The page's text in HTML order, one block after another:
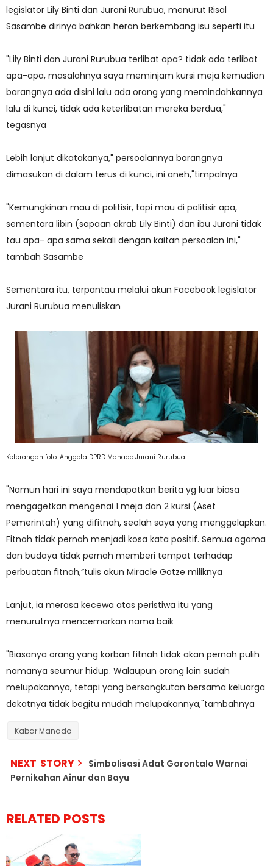
legislator Lily Binti dan Jurani Rurubua, menurut Risal
Sasambe dirinya bahkan heran berkembang isu seperti itu
"Lily Binti dan Jurani Rurubua terlibat apa? tidak ada terlibat
apa-apa, masalahnya saya meminjam kursi meja kemudian
barangnya ada disini lalu ada orang yang memindahkannya
lalu di kunci, tidak ada keterlibatan mereka berdua,"
tegasnya
Lebih lanjut dikatakanya," persoalannya barangnya
dimasukan di dalam terus di kunci, ini aneh,"timpalnya
"Kemungkinan mau di politisir, tapi mau di politisir apa,
sementara libin (sapaan akrab Lily Binti) dan ibu Jurani tidak
tau apa- apa sama sekali dengan kaitan persoalan ini,"
tambah Sasambe
Sementara itu, terpantau melalui akun Facebook legislator
Jurani Rurubua menuliskan
Keterangan foto: Anggota DPRD Manado Jurani Rurubua
"Namun hari ini saya mendapatkan berita yg luar biasa
mengagetkan mengenai 1 meja dan 2 kursi (Aset
Pemerintah) yang difitnah, seolah saya yang menggelapkan.
Fitnah tidak pernah menjadi kosa kata positif. Semua agama
dan budaya tidak pernah memberi tempat terhadap
perbuatan fitnah,”tulis akun Miracle Gotze miliknya
Lanjut, ia merasa kecewa atas peristiwa itu yang
menurutnya mencemarkan nama baik
"Biasanya orang yang korban fitnah tidak akan pernah pulih
namanya seumur hidup. Walaupun orang lain sudah
melupakannya, tetapi yang bersangkutan bersama keluarga
dekatnya tidak begitu mudah melupakannya,"tambahnya
Kabar Manado
NEXT STORY
Simbolisasi Adat Gorontalo Warnai
Pernikahan Ainur dan Bayu
RELATED POSTS